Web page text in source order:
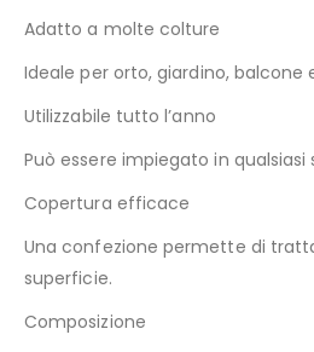
Adatto a molte colture
Ideale per orto, giardino,
Utilizzabile tutto l’anno
Può essere impiegato in qualsiasi
Copertura efficace
Una confezione permette di
superficie.
Composizione